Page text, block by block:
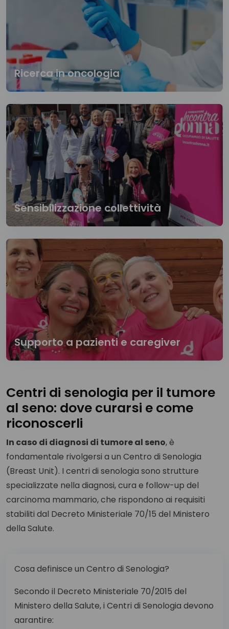
Ricerca in oncologia
Sensibilizzazione collettività
Supporto a pazienti e caregiver
Centri di senologia per il tumore
al seno: dove curarsi e come
riconoscerli
In caso di diagnosi di tumore al seno, è
fondamentale rivolgersi a un Centro di Senologia
(Breast Unit). I centri di senologia sono strutture
specializzate nella diagnosi, cura e follow-up del
carcinoma mammario, che rispondono ai requisiti
stabiliti dal Decreto Ministeriale 70/15 del Ministero
della Salute.
Cosa definisce un Centro di Senologia?
Secondo il Decreto Ministeriale 70/2015 del
Ministero della Salute, i Centri di Senologia devono
garantire: